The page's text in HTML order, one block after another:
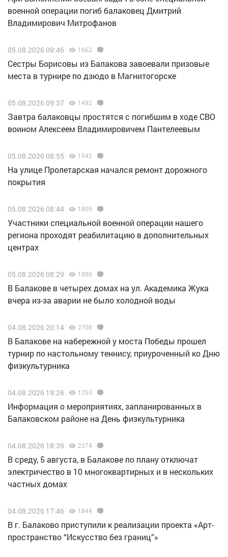
военной операции погиб балаковец Дмитрий
Владимирович Митрофанов
05.08.2026 09:46 1662
Сестры Борисовы из Балакова завоевали призовые
места в турнире по дзюдо в Магнитогорске
05.08.2026 09:37 1492
Завтра балаковцы простятся с погибшим в ходе СВО
воином Алексеем Владимировичем Пантелеевым
05.08.2026 08:55 1542
На улице Пролетарская начался ремонт дорожного
покрытия
05.08.2026 08:44 1805
Участники специальной военной операции нашего
региона проходят реабилитацию в дополнительных
центрах
05.08.2026 08:29 1880
В Балакове в четырех домах на ул. Академика Жука
вчера из-за аварии не было холодной воды
04.08.2026 20:14 2708
В Балакове на набережной у моста Победы прошел
турнир по настольному теннису, приуроченный ко Дню
физкультурника
04.08.2026 19:26 1253
Информация о мероприятиях, запланированных в
Балаковском районе на День физкультурника
04.08.2026 18:39 2374
В среду, 5 августа, в Балакове по плану отключат
электричество в 10 многоквартирных и в нескольких
частных домах
04.08.2026 17:46 1844
В г. Балаково приступили к реализации проекта «Арт-
пространство “Искусство без границ”»